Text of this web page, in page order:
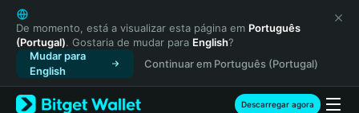
English
日本語
Tiếng Việt
Русский
Español (Latinoamérica)
Türkçe
De momento, está a visualizar esta página em Português
(Portugal). Gostaria de mudar para English?
Mudar para
English
Continuar em Português (Portugal)
Descarregar agora